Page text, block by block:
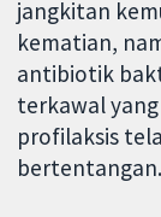
jangkitan
kematian,
antibiotik
terkawal
profilaksis
bertentangan.